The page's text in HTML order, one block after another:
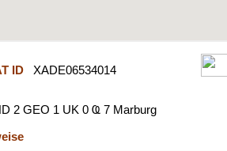
ID
XADE06534014
2 GEO 1 UK 0 Ҩ 7 Marburg